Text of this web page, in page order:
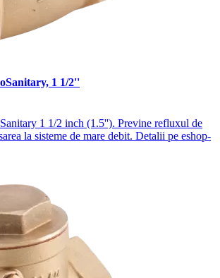
1 1/2''
1 1/2 inch (1.5''). Previne refluxul de
la sisteme de mare debit. Detalii pe eshop-